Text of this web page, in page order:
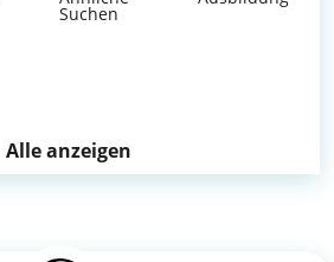
Suchen
Alle anzeigen